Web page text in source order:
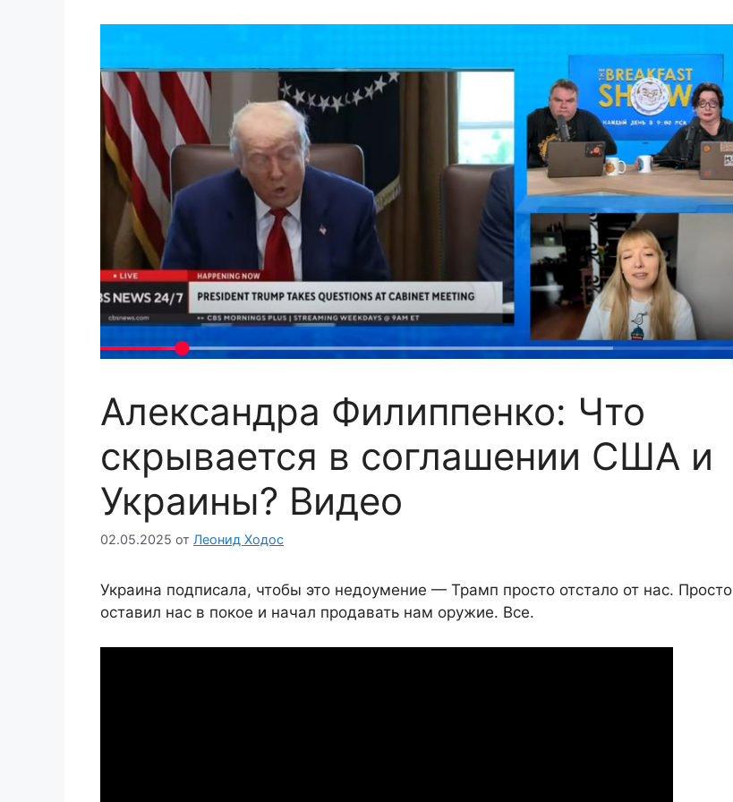
Александра Филиппенко: Что
скрывается в соглашении США и
Украины? Видео
02.05.2025 от Леонид Ходос
Украина подписала, чтобы это недоумение — Трамп просто отстало от нас. Просто
оставил нас в покое и начал продавать нам оружие. Все.